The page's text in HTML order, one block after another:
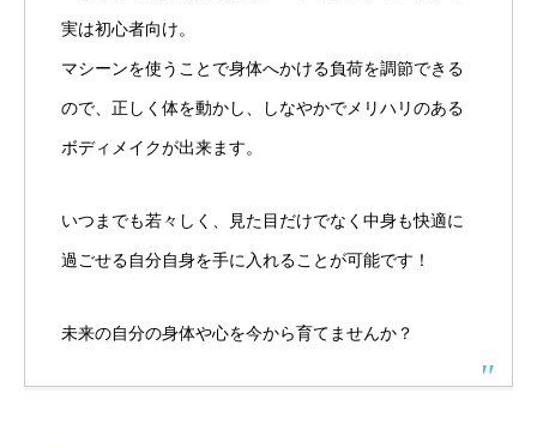
実は初心者向け。
マシーンを使うことで身体へかける負荷を調節できる
ので、正しく体を動かし、しなやかでメリハリのある
ボディメイクが出来ます。
いつまでも若々しく、見た目だけでなく中身も快適に
過ごせる自分自身を手に入れることが可能です！
未来の自分の身体や心を今から育てませんか？